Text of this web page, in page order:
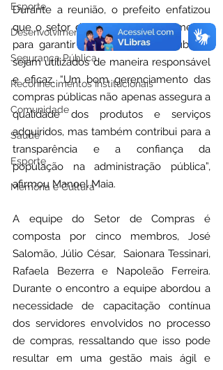
Esporte
Desenvolvimento Econômico
Segurança Pública
Reconhecimentos Institucionais
Comunidade
Saúde
Esporte
Memória e Cultura
Durante a reunião, o prefeito enfatizou
que o setor de compras é fundamental
para garantir que os recursos públicos
sejam utilizados de maneira responsável
e eficaz. “Um bom gerenciamento das
compras públicas não apenas assegura a
qualidade dos produtos e serviços
adquiridos, mas também contribui para a
transparência e a confiança da
população na administração pública”,
afirmou Manoel Maia.
A equipe do Setor de Compras é
composta por cinco membros, José
Salomão, Júlio César,  Saionara Tessinari,
Rafaela Bezerra e Napoleão Ferreira.
Durante o encontro a equipe abordou a
necessidade de capacitação contínua
dos servidores envolvidos no processo
de compras, ressaltando que isso pode
resultar em uma gestão mais ágil e